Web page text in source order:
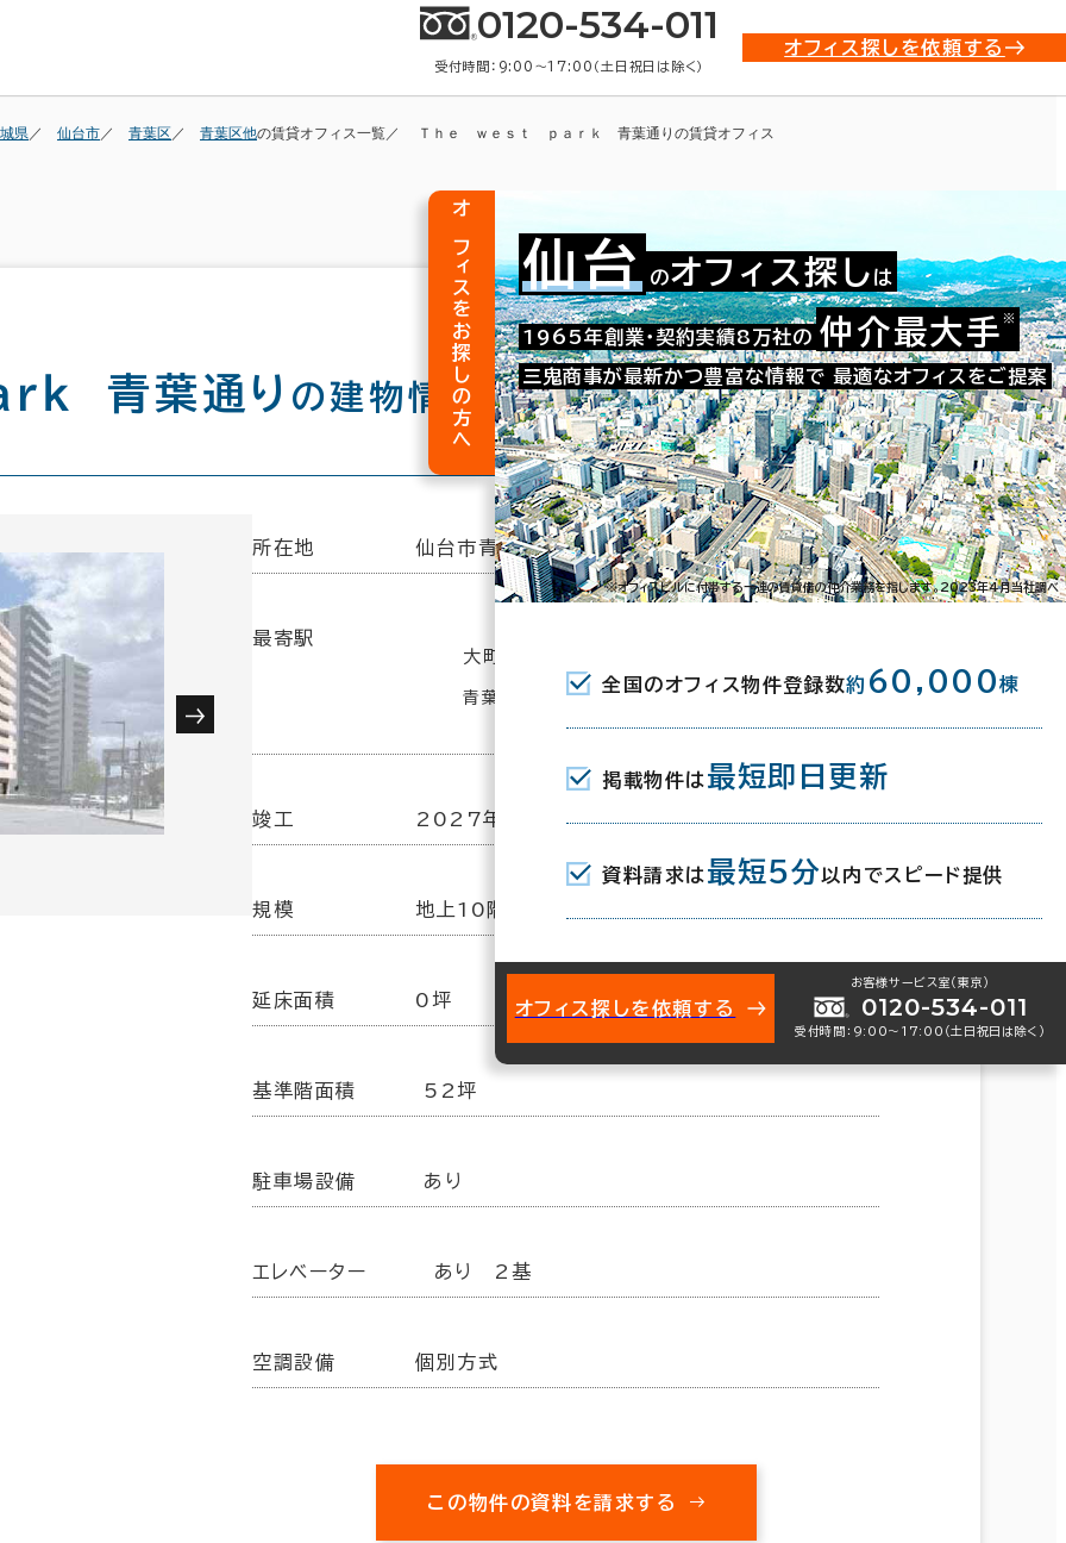
0120-534-011
受付時間：9:00〜17:00（土日祝日は除く）
オフィス探しを依頼する
県 仙台市 青葉区 青葉区他の賃貸オフィス一覧 Ｔｈｅ ｗｅｓｔ ｐａｒｋ 青葉通りの賃貸オフィス
ｒｋ 青葉通り の建物情報
お問い合わせ番号：002-40699
所在地 仙台市青葉区片平1-3（予定）
最寄駅
大町西公園駅 ( 仙台市営東西線 ) 東1口 2分
青葉通一番町駅 ( 仙台市営東西線 ) 北2口 10分
竣工 2027年 3月(予定)
規模 地上10階建
延床面積 0坪
基準階面積 52坪
駐車場設備 あり
エレベーター あり 2基
空調設備 個別方式
この物件の資料を請求する
オフィスをお探しの方へ 仙台 のオフィス探し は
1965年創業・契約実績8万社の 仲介最大手 ※
三鬼商事が最新かつ豊富な情報で 最適なオフィスをご提案
※オフィスビルに付帯する一連の賃貸借の仲介業務を指します。2023年4月当社調べ
全国のオフィス物件登録数約 60,000棟
掲載物件は 最短即日更新
資料請求は 最短5分 以内でスピード提供
オフィス探しを依頼する
お客様サービス室（東京）
0120-534-011
受付時間：9:00〜17:00（土日祝日は除く）